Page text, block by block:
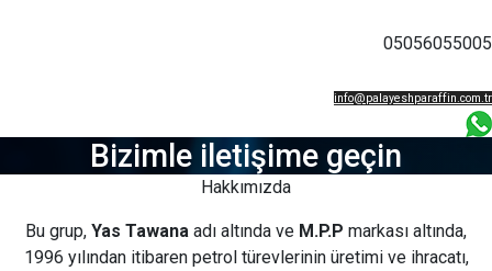
05056055005
info@palayeshparaffin.com.tr
Bizimle iletişime geçin
Hakkımızda
Bu grup, Yas Tawana adı altında ve M.P.P markası altında,
1996 yılından itibaren petrol türevlerinin üretimi ve ihracatı,